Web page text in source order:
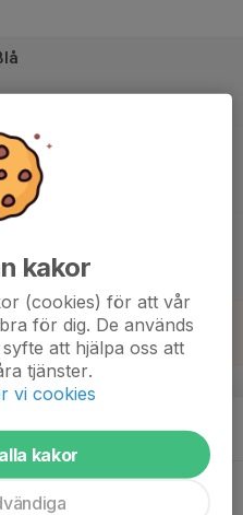
kakor
(cookies) för att vår
för dig. De används
att hjälpa oss att
tjänster.
vi cookies
kakor